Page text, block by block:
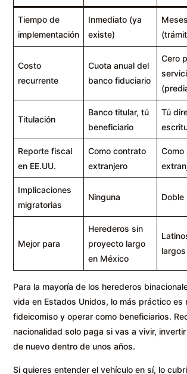
Tiempo de
implementación
Inmediato (ya
existe)
Costo
recurrente
Cuota anual del
banco fiduciario
Cero
Titulación
Banco titular, tú
beneficiario
Tú
Reporte fiscal
en EE.UU.
Como contrato
extranjero
Como
Implicaciones
migratorias
Ninguna Doble
Mejor para
Herederos sin
proyecto largo
en México
Para la mayoría de los herederos
vida en Estados Unidos, lo más práctico es
fideicomiso y operar como beneficiarios.
nacionalidad solo paga si vas a vivir,
de nuevo dentro de unos años.
Si quieres entender el vehículo en sí, lo